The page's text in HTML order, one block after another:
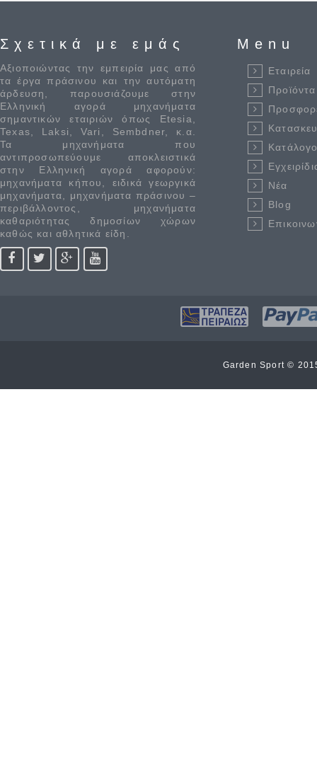
Σχετικά με εμάς
Αξιοποιώντας την εμπειρία μας από
τα έργα πράσινου και την αυτόματη
άρδευση, παρουσιάζουμε στην
Ελληνική αγορά μηχανήματα
σημαντικών εταιριών όπως Etesia,
Texas, Laksi, Vari, Sembdner, κ.α.
Τα μηχανήματα που
αντιπροσωπεύουμε αποκλειστικά
στην Ελληνική αγορά αφορούν:
μηχανήματα κήπου, ειδικά γεωργικά
μηχανήματα, μηχανήματα πράσινου –
περιβάλλοντος, μηχανήματα
καθαριότητας δημοσίων χώρων
καθώς και αθλητικά είδη.
Menu
Εταιρεία
Προϊόντα
Νέα
Blog
Garden Sport ©